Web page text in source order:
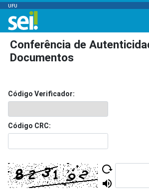
UFU
Conferência de
Documentos
Código Verificador:
Código CRC: